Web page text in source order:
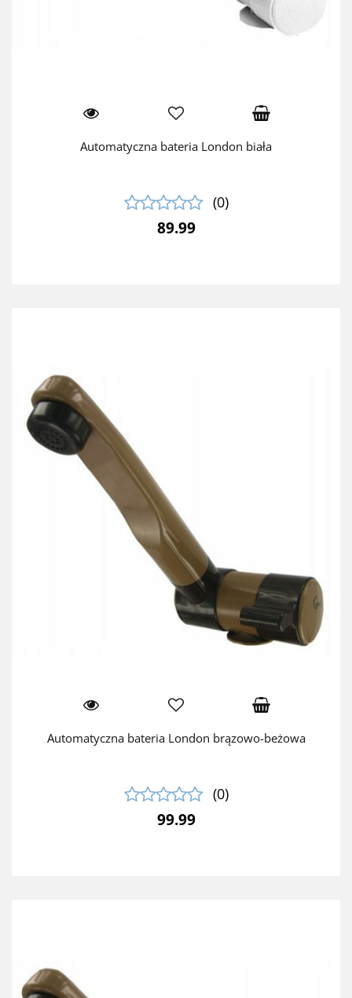
Automatyczna bateria London biała
(0)
89.99
Automatyczna bateria London brązowo-beżowa
(0)
99.99